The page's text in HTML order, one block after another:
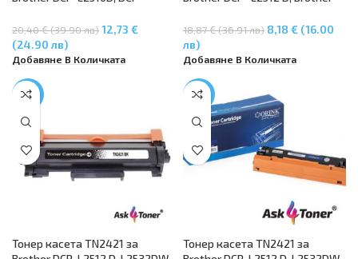
HL-L2350DW, HL-L2370DN, HL-
L2375DW, Brother MFC-
L2710DN, MFC-L2710DW, MFC-
20,40 € (39.90 лв)12,73 €
(24.90 лв)
Добавяне В Количката
L2552 DN, Brother HL- L2312 D,
Brother HL- L2352 DW, Brother
HL-L2372 DN, Brother MFC-
18,87 € (36.91 лв) 8,18 € (16.00
лв)
Добавяне В Количката
-43%
Тонер касета TN2421 за
-37%
Тонер касета TN2421 за